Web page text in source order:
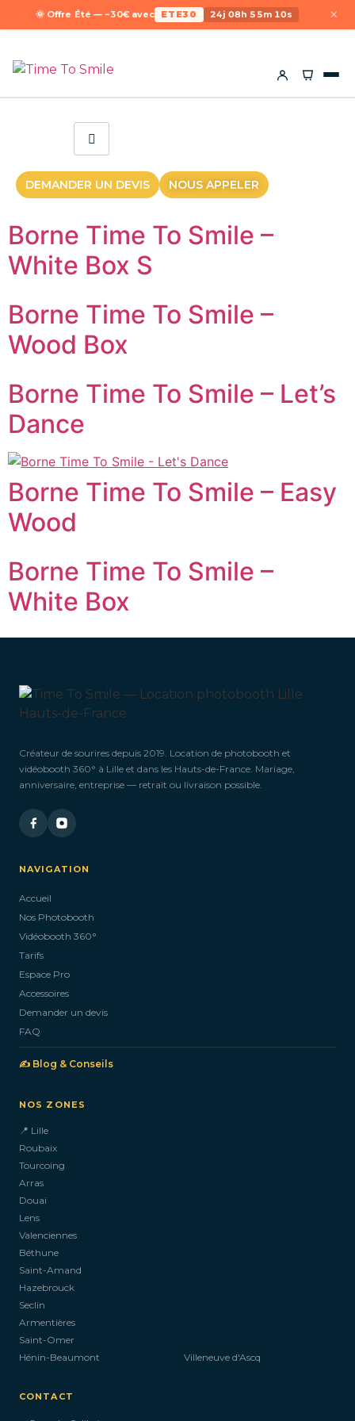
🌞 Offre Été — −30€ avec ETE30 24j 08h 55m 10s ×
DEMANDER UN DEVIS NOUS APPELER
Borne Time To Smile –
White Box S
Borne Time To Smile –
Wood Box
Borne Time To Smile – Let’s
Dance
Borne Time To Smile – Easy
Wood
Borne Time To Smile –
White Box
Créateur de sourires depuis 2019. Location de photobooth et
vidéobooth 360° à Lille et dans les Hauts-de-France. Mariage,
anniversaire, entreprise — retrait ou livraison possible.
NAVIGATION
Accueil
Nos Photobooth
Vidéobooth 360°
Tarifs
Espace Pro
Accessoires
Demander un devis
FAQ
✍️ Blog & Conseils
NOS ZONES
📍 Lille
Roubaix
Tourcoing
Arras
Douai
Lens
Valenciennes
Béthune
Saint-Amand
Hazebrouck
Seclin
Armentières
Saint-Omer
Hénin-Beaumont
Villeneuve d'Ascq
CONTACT